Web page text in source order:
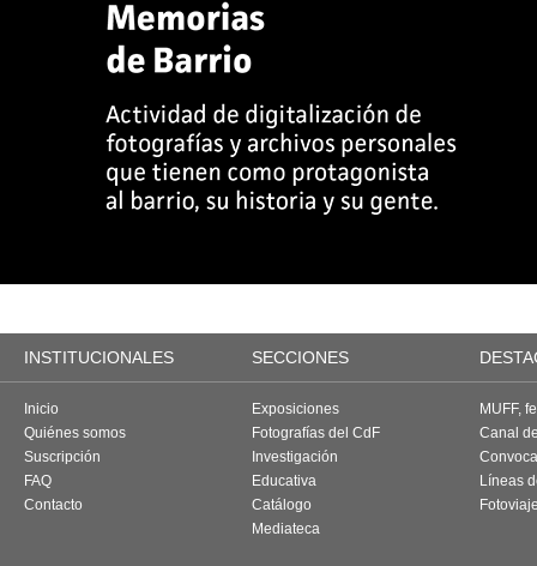
INSTITUCIONALES SECCIONES
Inicio
Quiénes somos
Suscripción
FAQ
Contacto
Exposiciones
Fotografías del CdF
Investigación
Educativa
Catálogo
Mediateca
MUFF,
Canal
Líneas